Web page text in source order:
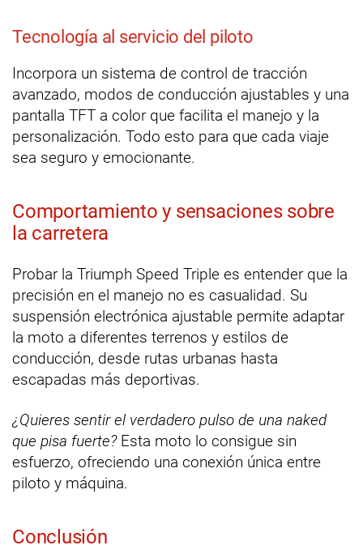
Tecnología al servicio del piloto
Incorpora un sistema de control de tracción
avanzado, modos de conducción ajustables y una
pantalla TFT a color que facilita el manejo y la
personalización. Todo esto para que cada viaje
sea seguro y emocionante.
Comportamiento y sensaciones sobre
la carretera
Probar la Triumph Speed Triple es entender que la
precisión en el manejo no es casualidad. Su
suspensión electrónica ajustable permite adaptar
la moto a diferentes terrenos y estilos de
conducción, desde rutas urbanas hasta
escapadas más deportivas.
¿Quieres sentir el verdadero pulso de una naked
que pisa fuerte?Esta moto lo consigue sin
esfuerzo, ofreciendo una conexión única entre
piloto y máquina.
Conclusión